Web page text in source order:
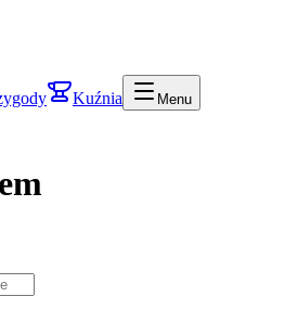
Kuźnia Menu